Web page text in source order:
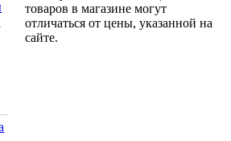
товаров в магазине могут
отличаться от цены, указанной на
сайте.